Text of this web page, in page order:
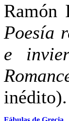
Ramón
Poesía
e
inédito).